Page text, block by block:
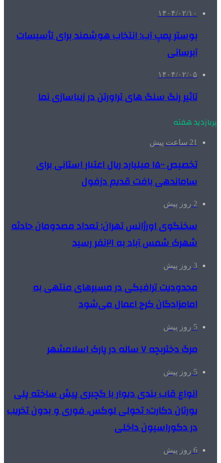
۱۴۰۴/۰۲/۱۰
بوستر پمپ آب: انتخاب هوشمند برای تأسیسات
آبرسانی
۱۴۰۴/۰۲/۰۵
تاثیر رنگ سنگ های تراورتن در زیباسازی نما
پربازدید هفته
21 ساعت پیش
تخصیص ۱۵۰۰ میلیارد ریال اعتبار استانی برای
ساماندهی بافت قدیم دزفول
2 روز پیش
سخنگوی اورژانس تهران: تعداد مصدومان حادثه
شهرک شمس آباد به ۲۱نفر رسید
3 روز پیش
محدودیت ترافیکی در مسیرهای منتهی به
امامزادگان کرج اعمال می‌شود
5 روز پیش
مرگ دختربچه ۷ ساله در پارک اسلامشهر
5 روز پیش
انواع قاب بندی دیوار با گچبری پیش ساخته پلی
یورتان دکارت؛ تحولی لوکس، فوری و بدون تخریب
در دکوراسیون داخلی
6 روز پیش